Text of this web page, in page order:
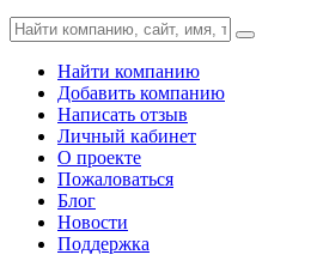
Найти компанию
Добавить компанию
Написать отзыв
Личный кабинет
О проекте
Пожаловаться
Блог
Новости
Поддержка